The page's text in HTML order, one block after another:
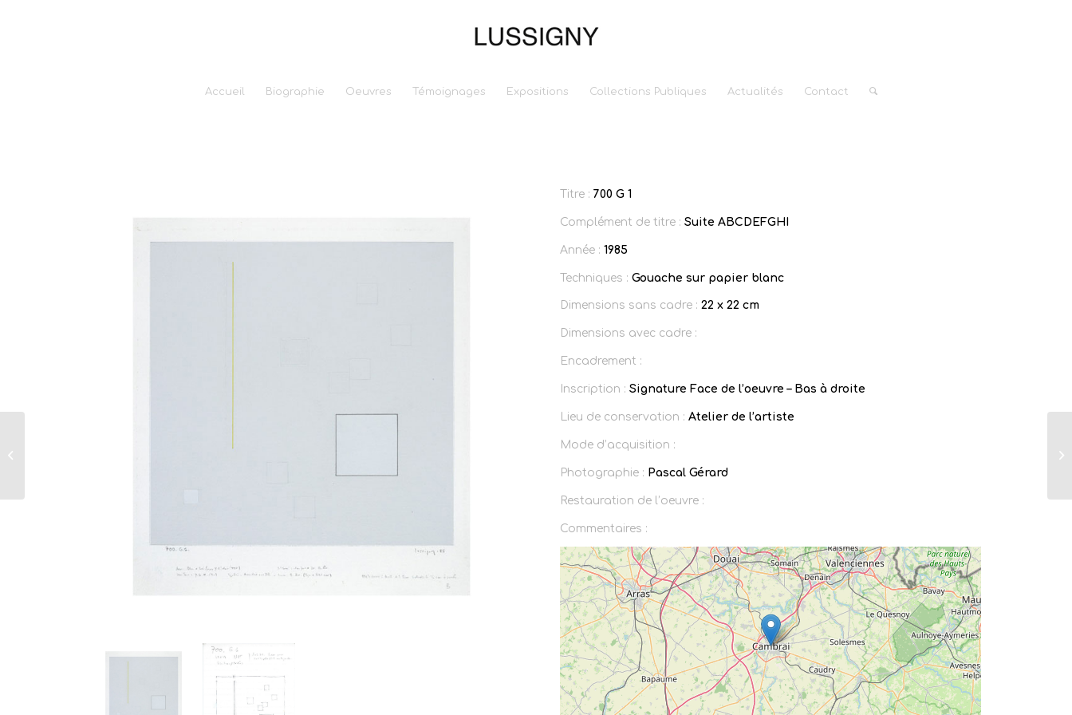
Accueil Biographie Oeuvres Témoignages Expositions Collections Publiques Actualités Contact
Titre : 700 G 1
Complément de titre : Suite ABCDEFGHI
Année : 1985
Techniques : Gouache sur papier blanc
Dimensions sans cadre : 22 x 22 cm
Dimensions avec cadre :
Encadrement :
Inscription : Signature Face de l’oeuvre – Bas à droite
Lieu de conservation : Atelier de l’artiste
Mode d’acquisition :
Photographie : Pascal Gérard
Restauration de l’oeuvre :
Commentaires :